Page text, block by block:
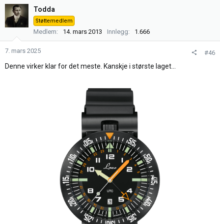
a
r
t
Todda
Støttemedlem
Medlem 14. mars 2013 Innlegg 1.666
7. mars 2025 #46
Denne virker klar for det meste. Kanskje i største laget...